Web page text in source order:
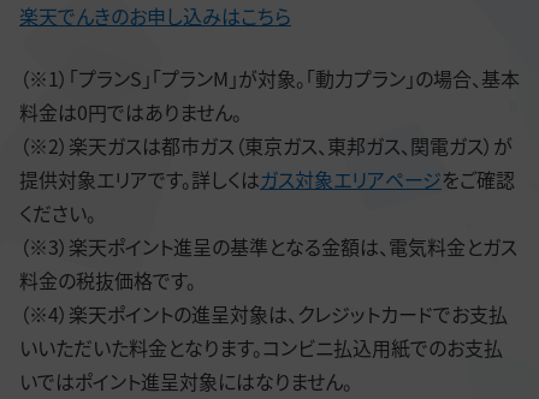
楽天でんきのお申し込みはこちら
（※1）「プランS」「プランM」が対象。「動力プラン」の場合、基本
料金は0円ではありません。
（※2）楽天ガスは都市ガス（東京ガス、東邦ガス、関電ガス）が
提供対象エリアです。詳しくはガス対象エリアページをご確認
ください。
（※3）楽天ポイント進呈の基準となる金額は、電気料金とガス
料金の税抜価格です。
（※4）楽天ポイントの進呈対象は、クレジットカードでお支払
いいただいた料金となります。コンビニ払込用紙でのお支払
いではポイント進呈対象にはなりません。